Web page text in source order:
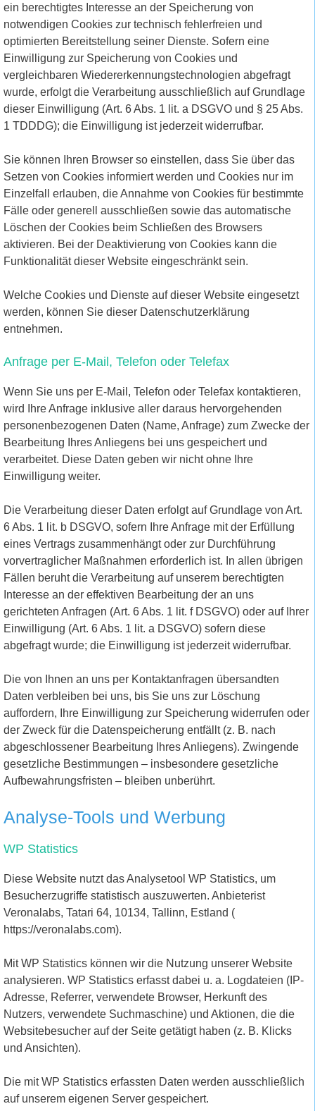
ein berechtigtes Interesse an der Speicherung von
notwendigen Cookies zur technisch fehlerfreien und
optimierten Bereitstellung seiner Dienste. Sofern eine
Einwilligung zur Speicherung von Cookies und
vergleichbaren Wiedererkennungstechnologien abgefragt
wurde, erfolgt die Verarbeitung ausschließlich auf Grundlage
dieser Einwilligung (Art. 6 Abs. 1 lit. a DSGVO und § 25 Abs.
1 TDDDG); die Einwilligung ist jederzeit widerrufbar.
Sie können Ihren Browser so einstellen, dass Sie über das
Setzen von Cookies informiert werden und Cookies nur im
Einzelfall erlauben, die Annahme von Cookies für bestimmte
Fälle oder generell ausschließen sowie das automatische
Löschen der Cookies beim Schließen des Browsers
aktivieren. Bei der Deaktivierung von Cookies kann die
Funktionalität dieser Website eingeschränkt sein.
Welche Cookies und Dienste auf dieser Website eingesetzt
werden, können Sie dieser Datenschutzerklärung
entnehmen.
Anfrage per E-Mail, Telefon oder Telefax
Wenn Sie uns per E-Mail, Telefon oder Telefax kontaktieren,
wird Ihre Anfrage inklusive aller daraus hervorgehenden
personenbezogenen Daten (Name, Anfrage) zum Zwecke der
Bearbeitung Ihres Anliegens bei uns gespeichert und
verarbeitet. Diese Daten geben wir nicht ohne Ihre
Einwilligung weiter.
Die Verarbeitung dieser Daten erfolgt auf Grundlage von Art.
6 Abs. 1 lit. b DSGVO, sofern Ihre Anfrage mit der Erfüllung
eines Vertrags zusammenhängt oder zur Durchführung
vorvertraglicher Maßnahmen erforderlich ist. In allen übrigen
Fällen beruht die Verarbeitung auf unserem berechtigten
Interesse an der effektiven Bearbeitung der an uns
gerichteten Anfragen (Art. 6 Abs. 1 lit. f DSGVO) oder auf Ihrer
Einwilligung (Art. 6 Abs. 1 lit. a DSGVO) sofern diese
abgefragt wurde; die Einwilligung ist jederzeit widerrufbar.
Die von Ihnen an uns per Kontaktanfragen übersandten
Daten verbleiben bei uns, bis Sie uns zur Löschung
auffordern, Ihre Einwilligung zur Speicherung widerrufen oder
der Zweck für die Datenspeicherung entfällt (z. B. nach
abgeschlossener Bearbeitung Ihres Anliegens). Zwingende
gesetzliche Bestimmungen – insbesondere gesetzliche
Aufbewahrungsfristen – bleiben unberührt.
Analyse-Tools und Werbung
WP Statistics
Diese Website nutzt das Analysetool WP Statistics, um
Besucherzugriffe statistisch auszuwerten. Anbieterist
Veronalabs, Tatari 64, 10134, Tallinn, Estland (
https://veronalabs.com).
Mit WP Statistics können wir die Nutzung unserer Website
analysieren. WP Statistics erfasst dabei u. a. Logdateien (IP-
Adresse, Referrer, verwendete Browser, Herkunft des
Nutzers, verwendete Suchmaschine) und Aktionen, die die
Websitebesucher auf der Seite getätigt haben (z. B. Klicks
und Ansichten).
Die mit WP Statistics erfassten Daten werden ausschließlich
auf unserem eigenen Server gespeichert.